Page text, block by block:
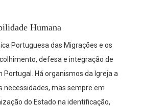
Humana
Portuguesa das Migrações e os
defesa e integração de
Há organismos da Igreja a
necessidades, mas sempre em
do Estado na identificação,